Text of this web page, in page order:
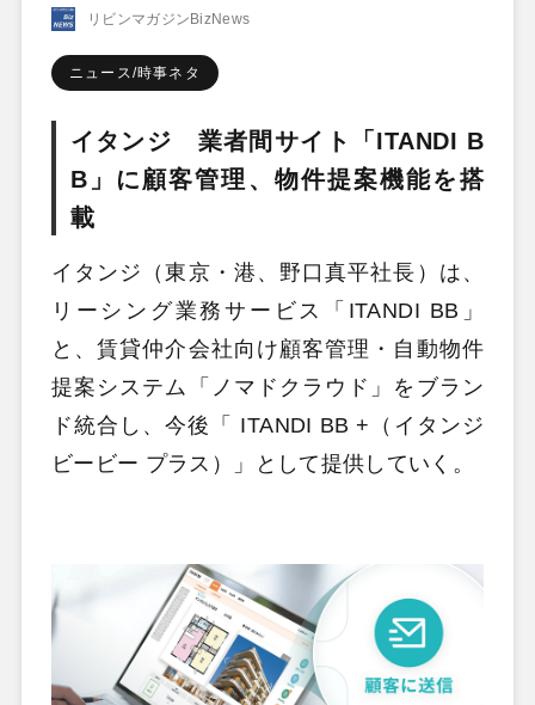
リビンマガジンBizNews
ニュース/時事ネタ
イタンジ 業者間サイト「ITANDI B
B」に顧客管理、物件提案機能を搭
載
イタンジ（東京・港、野口真平社長）は、
リーシング業務サービス「ITANDI BB」
と、賃貸仲介会社向け顧客管理・自動物件
提案システム「ノマドクラウド」をブラン
ド統合し、今後「 ITANDI BB +（イタンジ
ビービー プラス）」として提供していく。